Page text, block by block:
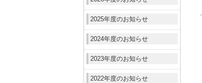
2025年度のお知らせ
2024年度のお知らせ
2023年度のお知らせ
2022年度のお知らせ